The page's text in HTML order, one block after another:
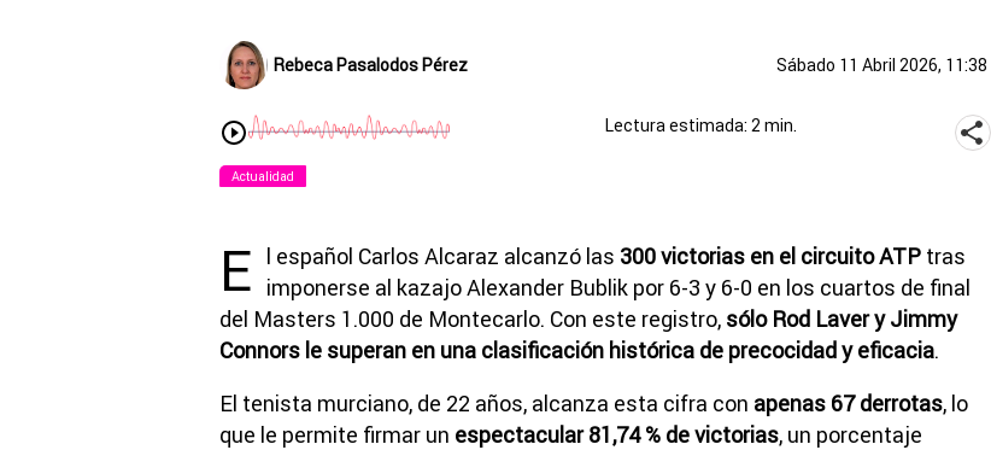
Rebeca Pasalodos Pérez Sábado 11 Abril 2026, 11:38
Lectura estimada: 2 min.
Actualidad
E l español Carlos Alcaraz alcanzó las 300 victorias en el circuito ATP tras
imponerse al kazajo Alexander Bublik por 6-3 y 6-0 en los cuartos de final
del Masters 1.000 de Montecarlo. Con este registro, sólo Rod Laver y Jimmy
Connors le superan en una clasificación histórica de precocidad y eficacia.
El tenista murciano, de 22 años, alcanza esta cifra con apenas 67 derrotas, lo
que le permite firmar un espectacular 81,74 % de victorias, un porcentaje